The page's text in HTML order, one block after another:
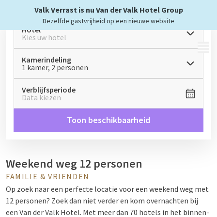
Valk Verrast is nu Van der Valk Hotel Group
Dezelfde gastvrijheid op een nieuwe website
MENU
Hotel
Kies uw hotel
Kamerindeling
1 kamer, 2 personen
Verblijfsperiode
Data kiezen
Toon beschikbaarheid
Weekend weg 12 personen
FAMILIE & VRIENDEN
Op zoek naar een perfecte locatie voor een weekend weg met
12 personen? Zoek dan niet verder en kom overnachten bij
een Van der Valk Hotel. Met meer dan 70 hotels in het binnen-